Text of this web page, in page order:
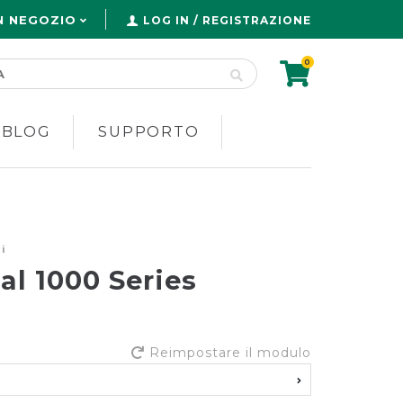
NEGOZIO
0
LOG IN / REGISTRAZIONE
SUPPORTO
1000 Series
Reimpostare il modulo